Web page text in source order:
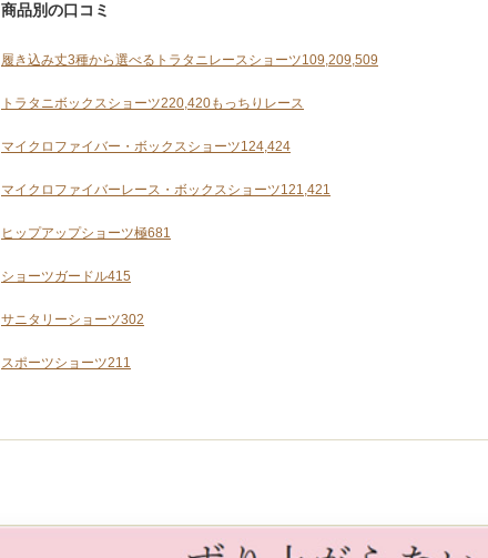
商品別の口コミ
履き込み丈3種から選べるトラタニレースショーツ109,209,509
トラタニボックスショーツ220,420もっちりレース
マイクロファイバー・ボックスショーツ124,424
マイクロファイバーレース・ボックスショーツ121,421
ヒップアップショーツ極681
ショーツガードル415
サニタリーショーツ302
スポーツショーツ211